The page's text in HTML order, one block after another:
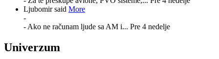
Ljubomir said More
-
- Ako ne računam ljude sa AM i... Pre 4 nedelje
Univerzum